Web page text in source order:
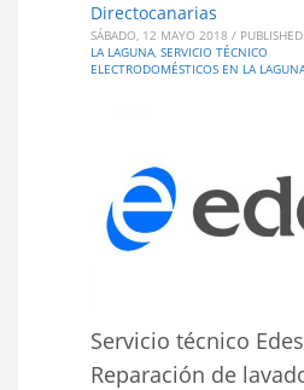
Directocanarias
SÁBADO, 12 MAYO 2018 /
LA LAGUNA, SERVICIO TÉCNICO
ELECTRODOMÉSTICOS EN LA
Servicio técnico
Reparación de